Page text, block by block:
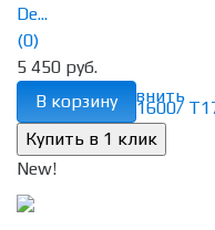
избранное сравнить
De...
(0)
5 450 руб.
В корзину
New!